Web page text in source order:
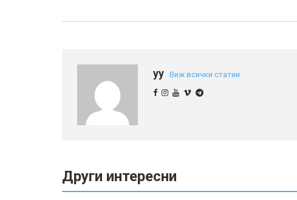
yy Виж всички статии
Други интересни